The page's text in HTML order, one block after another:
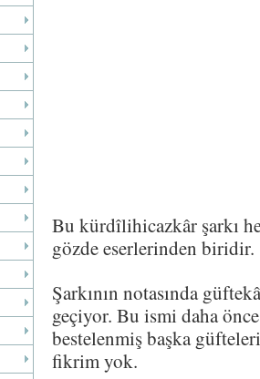
Bu kürdîlihicazkâr şarkı
gözde eserlerinden biridir.
Şarkının notasında
geçiyor. Bu ismi daha
bestelenmiş başka
fikrim yok.